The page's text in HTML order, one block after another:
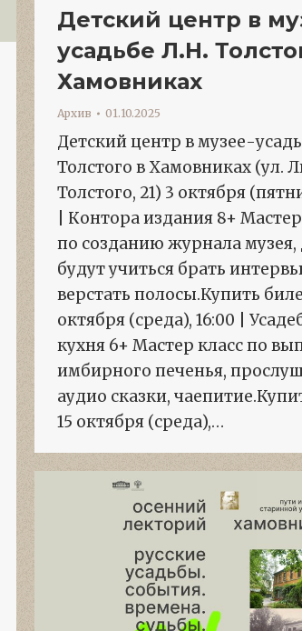
Детский центр в
усадьбе Л.Н.
Хамовниках
Архив 01.10.2025
Детский центр в музее-
Толстого в Хамовниках (ул.
Толстого, 21) 3 октября
| Контора издания 8+
по созданию журнала музея,
будут учиться брать
верстать полосы.Купить
октября (среда), 16:00 |
кухня 6+ Мастер класс по
имбирного печенья,
аудио сказки,
15 октября (среда),…